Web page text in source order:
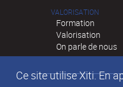
Ce site utilise Xiti. En
VALORISATION
Formation
Valorisation
On parle de nous